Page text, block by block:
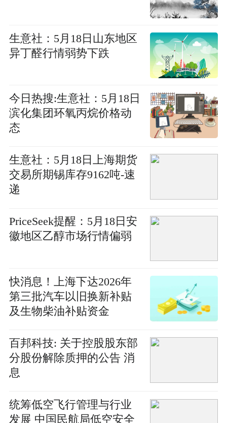
生意社：5月18日山东地区
异丁醛行情弱势下跌
今日热搜:生意社：5月18日
滨化集团环氧丙烷价格动
态
生意社：5月18日上海期货
交易所期锡库存9162吨-速
递
PriceSeek提醒：5月18日安
徽地区乙醇市场行情偏弱
快消息！上海下达2026年
第三批汽车以旧换新补贴
及生物柴油补贴资金
百邦科技: 关于控股股东部
分股份解除质押的公告 消
息
统筹低空飞行管理与行业
发展 中国民航局低空安全